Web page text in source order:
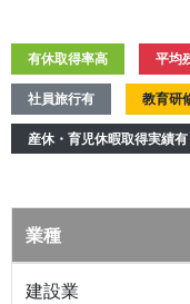
有休取得率高 平均
社員旅行有 教育研
産休・育児休暇取得実績有
業種
建設業